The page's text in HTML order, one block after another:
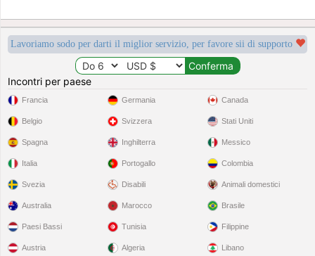
Lavoriamo sodo per darti il miglior servizio, per favore sii di supporto
Incontri per paese
Francia
Belgio
Spagna
Italia
Svezia
Germania
Svizzera
Inghilterra
Portogallo
Disabili
Canada
Stati Uniti
Messico
Colombia
Animali domestici
Australia
Paesi Bassi
Austria
Marocco
Tunisia
Algeria
Brasile
Filippine
Libano